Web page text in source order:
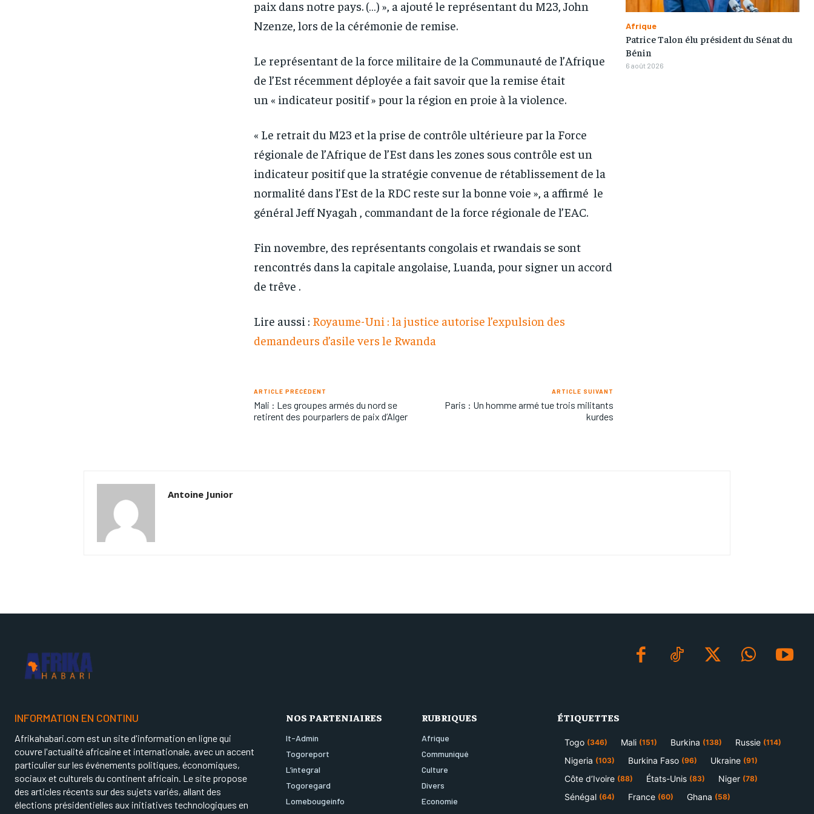
paix dans notre pays. (…) », a ajouté le représentant du M23, John
Nzenze, lors de la cérémonie de remise.
Le représentant de la force militaire de la Communauté de l’Afrique
de l’Est récemment déployée a fait savoir que la remise était
un « indicateur positif » pour la région en proie à la violence.
« Le retrait du M23 et la prise de contrôle ultérieure par la Force
régionale de l’Afrique de l’Est dans les zones sous contrôle est un
indicateur positif que la stratégie convenue de rétablissement de la
normalité dans l’Est de la RDC reste sur la bonne voie », a affirmé le
général Jeff Nyagah , commandant de la force régionale de l’EAC.
Fin novembre, des représentants congolais et rwandais se sont
rencontrés dans la capitale angolaise, Luanda, pour signer un accord
de trêve .
Lire aussi : Royaume-Uni : la justice autorise l’expulsion des
demandeurs d’asile vers le Rwanda
ARTICLE PRÉCÉDENT
Mali : Les groupes armés du nord se
retirent des pourparlers de paix d’Alger
ARTICLE SUIVANT
Paris : Un homme armé tue trois militants
kurdes
Afrique
Patrice Talon élu président du Sénat du
Bénin
6 août 2026
Antoine Junior
INFORMATION EN CONTINU
Afrikahabari.com est un site d'information en ligne qui
couvre l'actualité africaine et internationale, avec un accent
particulier sur les événements politiques, économiques,
sociaux et culturels du continent africain. Le site propose
des articles récents sur des sujets variés, allant des
élections présidentielles aux initiatives technologiques en
NOS PARTENIAIRES
It-Admin
Togoreport
L’integral
Togoregard
Lomebougeinfo
RUBRIQUES
Afrique
Communiqué
Culture
Divers
Economie
ÉTIQUETTES
Togo (346) Mali (151) Burkina (138) Russie (114)
Nigeria (103) Burkina Faso (96) Ukraine (91)
Côte d’Ivoire (88) États-Unis (83) Niger (78)
Sénégal (64) France (60) Ghana (58)